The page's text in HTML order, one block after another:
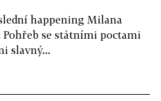
happening Milana
se státními poctami
slavný...